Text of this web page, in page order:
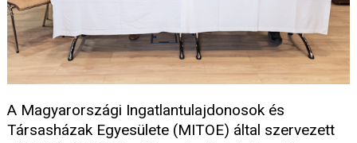
A Magyarországi Ingatlantulajdonosok és
Társasházak Egyesülete (MITOE) által szervezett